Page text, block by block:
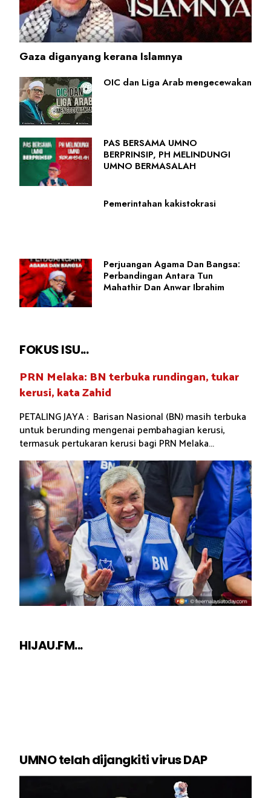
Gaza diganyang kerana Islamnya
OIC dan Liga Arab mengecewakan
PAS BERSAMA UMNO
BERPRINSIP, PH MELINDUNGI
UMNO BERMASALAH
Pemerintahan kakistokrasi
Perjuangan Agama Dan Bangsa:
Perbandingan Antara Tun
Mahathir Dan Anwar Ibrahim
FOKUS ISU...
PRN Melaka: BN terbuka rundingan, tukar
kerusi, kata Zahid
PETALING JAYA : Barisan Nasional (BN) masih terbuka
untuk berunding mengenai pembahagian kerusi,
termasuk pertukaran kerusi bagi PRN Melaka...
HIJAU.FM...
UMNO telah dijangkiti virus DAP